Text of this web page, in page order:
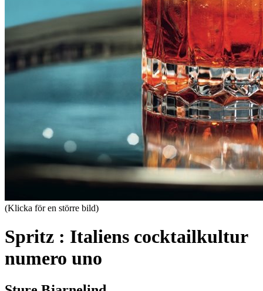
(Klicka för en större bild)
Spritz : Italiens cocktailkultur
numero uno